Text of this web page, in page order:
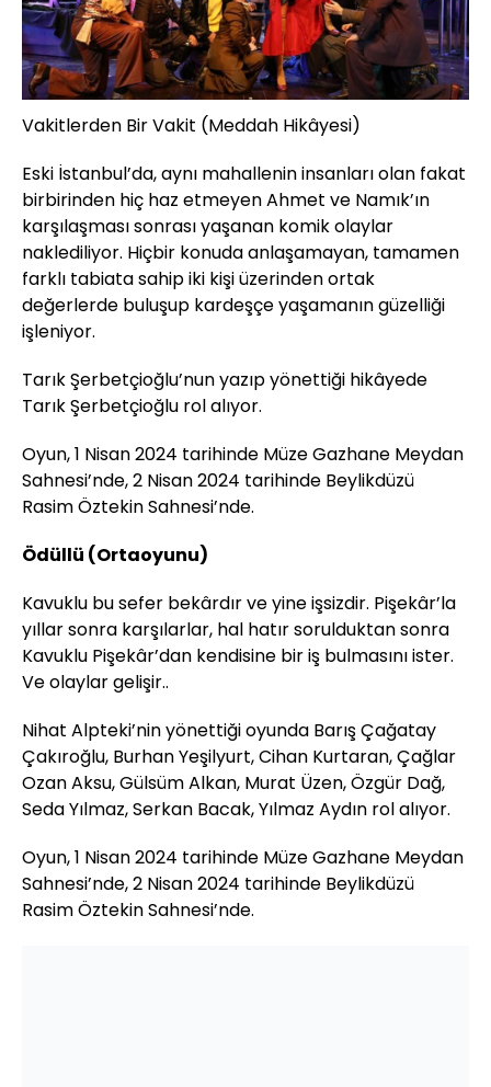
Vakitlerden Bir Vakit (Meddah Hikâyesi)
Eski İstanbul’da, aynı mahallenin insanları olan fakat
birbirinden hiç haz etmeyen Ahmet ve Namık’ın
karşılaşması sonrası yaşanan komik olaylar
naklediliyor. Hiçbir konuda anlaşamayan, tamamen
farklı tabiata sahip iki kişi üzerinden ortak
değerlerde buluşup kardeşçe yaşamanın güzelliği
işleniyor.
Tarık Şerbetçioğlu’nun yazıp yönettiği hikâyede
Tarık Şerbetçioğlu rol alıyor.
Oyun, 1 Nisan 2024 tarihinde Müze Gazhane Meydan
Sahnesi’nde, 2 Nisan 2024 tarihinde Beylikdüzü
Rasim Öztekin Sahnesi’nde.
Ödüllü (Ortaoyunu)
Kavuklu bu sefer bekârdır ve yine işsizdir. Pişekâr’la
yıllar sonra karşılarlar, hal hatır sorulduktan sonra
Kavuklu Pişekâr’dan kendisine bir iş bulmasını ister.
Ve olaylar gelişir..
Nihat Alpteki’nin yönettiği oyunda Barış Çağatay
Çakıroğlu, Burhan Yeşilyurt, Cihan Kurtaran, Çağlar
Ozan Aksu, Gülsüm Alkan, Murat Üzen, Özgür Dağ,
Seda Yılmaz, Serkan Bacak, Yılmaz Aydın rol alıyor.
Oyun, 1 Nisan 2024 tarihinde Müze Gazhane Meydan
Sahnesi’nde, 2 Nisan 2024 tarihinde Beylikdüzü
Rasim Öztekin Sahnesi’nde.